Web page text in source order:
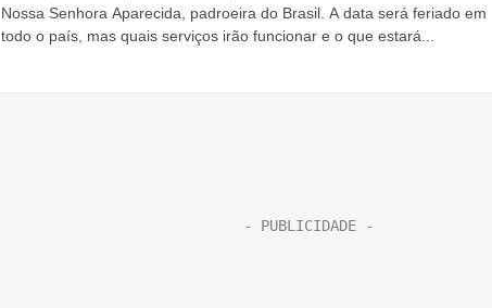
Nossa Senhora Aparecida, padroeira do Brasil. A data será feriado em
todo o país, mas quais serviços irão funcionar e o que estará...